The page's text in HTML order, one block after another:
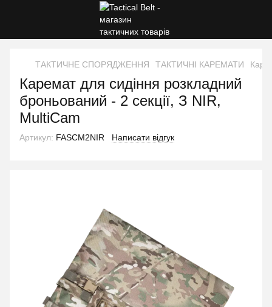
ТАКТИЧНЕ СПОРЯДЖЕННЯ ТАКТИЧНІ КАРЕМАТИ
Каремат для сидіння розкладний
броньований - 2 секції, З NIR,
MultiCam
Артикул: FASCM2NIR Написати відгук